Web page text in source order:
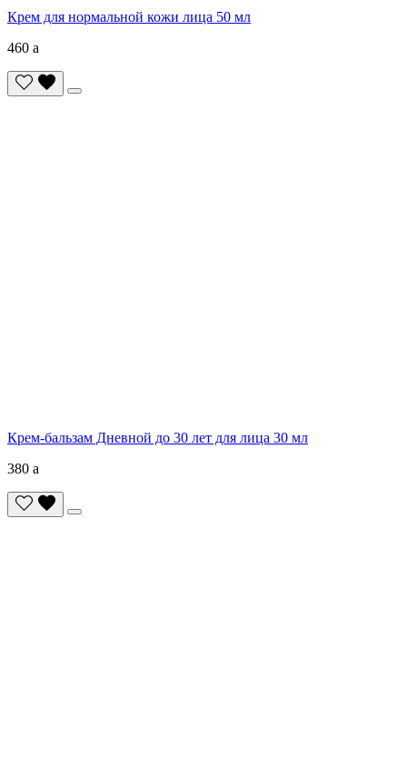
Крем для нормальной кожи лица 50 мл
460 a
Крем-бальзам Дневной до 30 лет для лица 30 мл
380 a